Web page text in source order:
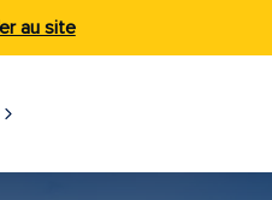
au site